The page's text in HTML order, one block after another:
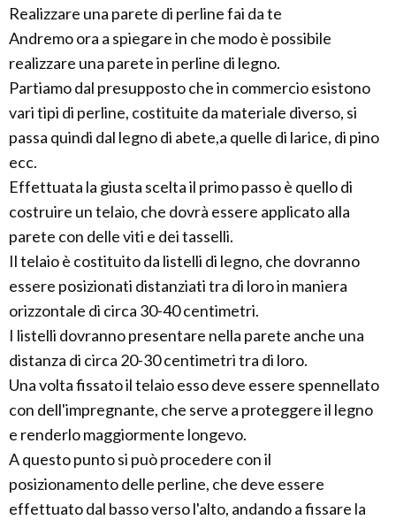
Realizzare una parete di perline fai da te
Andremo ora a spiegare in che modo è possibile
realizzare una parete in perline di legno.
Partiamo dal presupposto che in commercio esistono
vari tipi di perline, costituite da materiale diverso, si
passa quindi dal legno di abete,a quelle di larice, di pino
ecc.
Effettuata la giusta scelta il primo passo è quello di
costruire un telaio, che dovrà essere applicato alla
parete con delle viti e dei tasselli.
Il telaio è costituito da listelli di legno, che dovranno
essere posizionati distanziati tra di loro in maniera
orizzontale di circa 30-40 centimetri.
I listelli dovranno presentare nella parete anche una
distanza di circa 20-30 centimetri tra di loro.
Una volta fissato il telaio esso deve essere spennellato
con dell'impregnante, che serve a proteggere il legno
e renderlo maggiormente longevo.
A questo punto si può procedere con il
posizionamento delle perline, che deve essere
effettuato dal basso verso l'alto, andando a fissare la